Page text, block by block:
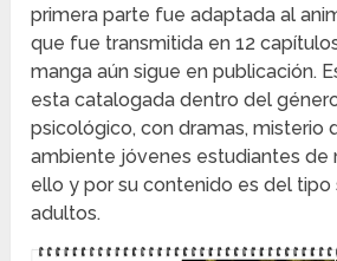
primera parte fue adaptada al
que fue transmitida en 12
manga aún sigue en publicación.
esta catalogada dentro del
psicológico, con dramas, misterio
ambiente jóvenes estudiantes de
ello y por su contenido es del tipo
adultos.